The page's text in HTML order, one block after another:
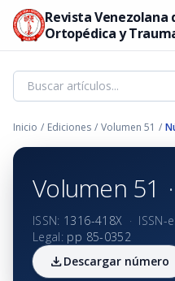
Revista Venezolana
Ortopédica y
Inicio / Ediciones / Volumen 51 /
Volumen 51 ·
ISSN: 1316-418X · ISSN-e:
Legal: pp 85-0352
downloadDescargar número